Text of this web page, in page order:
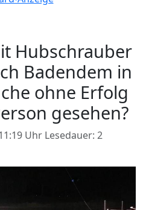
Hubschrauber
Badendem in
ohne Erfolg
gesehen?
Uhr Lesedauer: 2